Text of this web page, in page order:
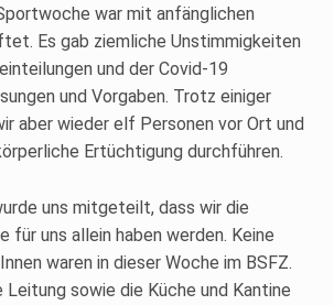
war mit anfänglichen
Es gab ziemliche Unstimmigkeiten
und der Covid-19
und Vorgaben. Trotz einiger
aber wieder elf Personen vor Ort und
Ertüchtigung durchführen.
uns mitgeteilt, dass wir die
für uns allein haben werden. Keine
waren in dieser Woche im BSFZ.
Leitung sowie die Küche und Kantine